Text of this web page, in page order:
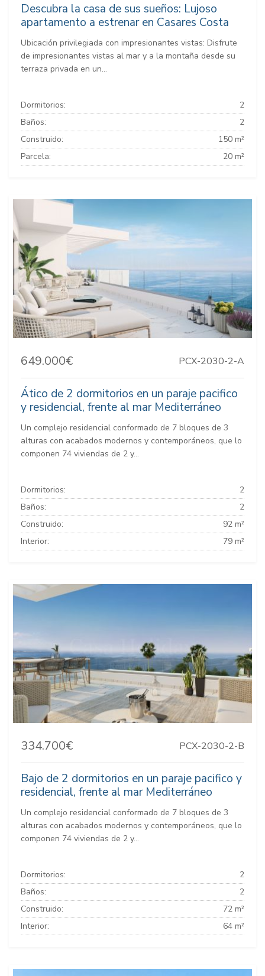
Descubra la casa de sus sueños: Lujoso
apartamento a estrenar en Casares Costa
Ubicación privilegiada con impresionantes vistas: Disfrute
de impresionantes vistas al mar y a la montaña desde su
terraza privada en un...
Dormitorios:
2
Baños:
2
Construido:
150 m²
Parcela:
20 m²
649.000€ PCX-2030-2-A
Ático de 2 dormitorios en un paraje pacifico
y residencial, frente al mar Mediterráneo
Un complejo residencial conformado de 7 bloques de 3
alturas con acabados modernos y contemporáneos, que lo
componen 74 viviendas de 2 y...
Dormitorios:
2
Baños:
2
Construido:
92 m²
Interior:
79 m²
334.700€ PCX-2030-2-B
Bajo de 2 dormitorios en un paraje pacifico y
residencial, frente al mar Mediterráneo
Un complejo residencial conformado de 7 bloques de 3
alturas con acabados modernos y contemporáneos, que lo
componen 74 viviendas de 2 y...
Dormitorios:
2
Baños:
2
Construido:
72 m²
Interior:
64 m²